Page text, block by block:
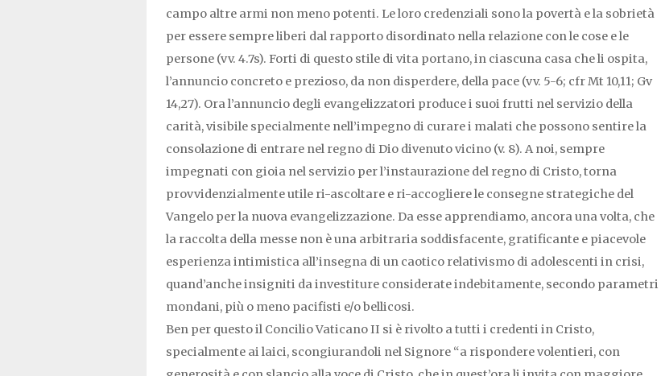
campo altre armi non meno potenti. Le loro credenziali sono la povertà e la sobrietà
per essere sempre liberi dal rapporto disordinato nella relazione con le cose e le
persone (vv. 4.7s). Forti di questo stile di vita portano, in ciascuna casa che li ospita,
l’annuncio concreto e prezioso, da non disperdere, della pace (vv. 5-6; cfr Mt 10,11; Gv
14,27). Ora l’annuncio degli evangelizzatori produce i suoi frutti nel servizio della
carità, visibile specialmente nell’impegno di curare i malati che possono sentire la
consolazione di entrare nel regno di Dio divenuto vicino (v. 8). A noi, sempre
impegnati con gioia nel servizio per l’instaurazione del regno di Cristo, torna
provvidenzialmente utile ri-ascoltare e ri-accogliere le consegne strategiche del
Vangelo per la nuova evangelizzazione. Da esse apprendiamo, ancora una volta, che
la raccolta della messe non è una arbitraria soddisfacente, gratificante e piacevole
esperienza intimistica all’insegna di un caotico relativismo di adolescenti in crisi,
quand’anche insigniti da investiture considerate indebitamente, secondo parametri
mondani, più o meno pacifisti e/o bellicosi.
Ben per questo il Concilio Vaticano II si è rivolto a tutti i credenti in Cristo,
specialmente ai laici, scongiurandoli nel Signore “a rispondere volentieri, con